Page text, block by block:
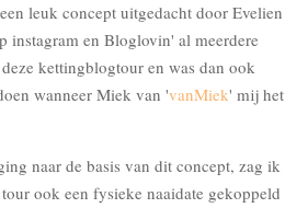
leuk concept uitgedacht door Evelien
instagram en Bloglovin' al meerdere
kettingblogtour en was dan ook
wanneer Miek van 'vanMiek' mij het
naar de basis van dit concept, zag ik
ook een fysieke naaidate gekoppeld